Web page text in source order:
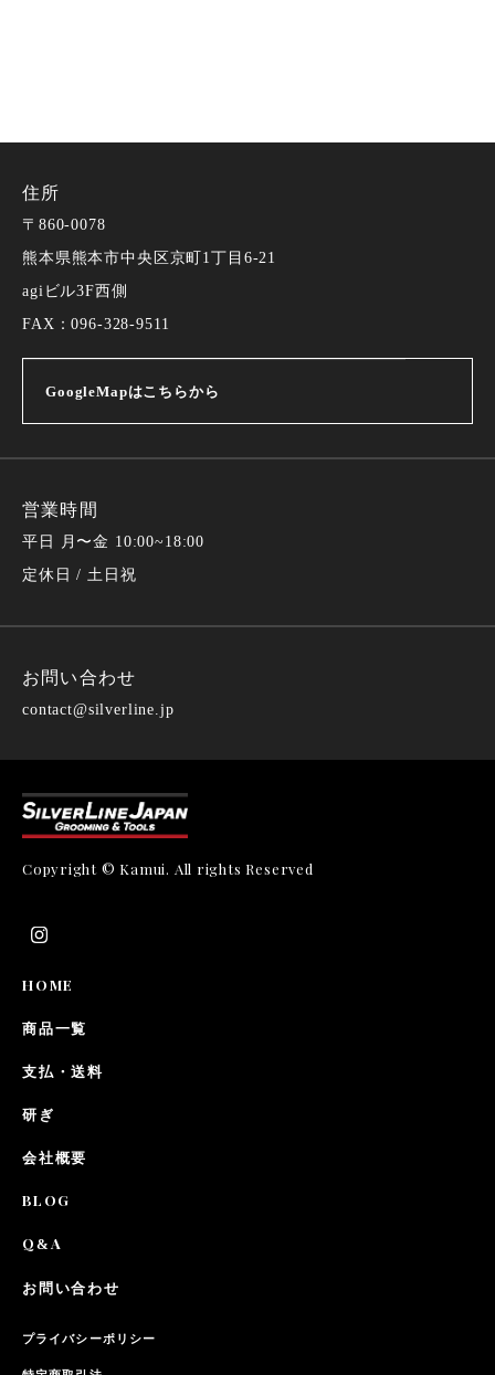
住所
〒860-0078
熊本県熊本市中央区京町1丁目6-21
agiビル3F西側
FAX：096-328-9511
GoogleMapはこちらから
営業時間
平日 月〜金 10:00~18:00
定休日 / 土日祝
お問い合わせ
contact@silverline.jp
Copyright © Kamui. All rights Reserved
HOME
商品一覧
支払・送料
研ぎ
会社概要
BLOG
Q & A
お問い合わせ
プライバシーポリシー